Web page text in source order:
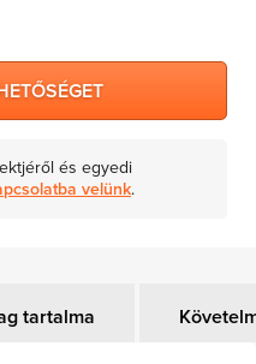
és egyedi
velünk.
tartalma